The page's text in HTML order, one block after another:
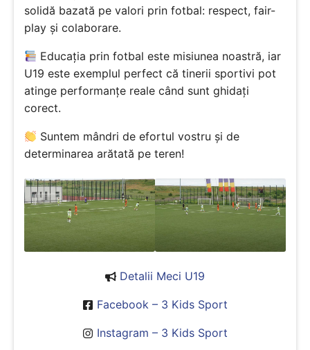
solidă bazată pe valori prin fotbal: respect, fair-
play și colaborare.
Educația prin fotbal este misiunea noastră, iar
U19 este exemplul perfect că tinerii sportivi pot
atinge performanțe reale când sunt ghidați
corect.
Suntem mândri de efortul vostru și de
determinarea arătată pe teren!
Detalii Meci U19
Facebook – 3 Kids Sport
Instagram – 3 Kids Sport